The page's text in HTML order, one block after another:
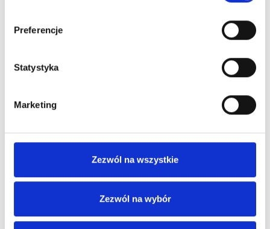
Preferencje
Statystyka
Marketing
Zezwól na wszystkie
Zezwól na wybór